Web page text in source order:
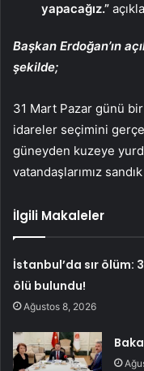
yapacağız.”
Başkan Erdoğan’ın
şekilde;
31 Mart Pazar günü
idareler seçimini
güneyden kuzeye
vatandaşlarımız
İlgili Makaleler
İstanbul’da sır ölüm:
ölü bulundu!
Ağustos 8, 2026